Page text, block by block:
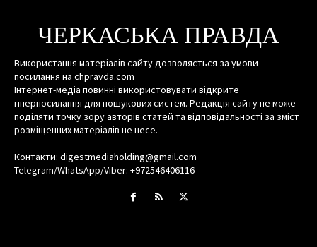
ЧЕРКАСЬКА ПРАВДА
Використання матеріалів сайту дозволяється за умови
посилання на chpravda.com
Інтернет-медіа повинні використовувати відкрите
гіперпосилання для пошукових систем. Редакція сайту не може
поділяти точку зору авторів статей та відповідальності за зміст
розміщенних матеріалів не несе.
Контакти: digestmediaholding@gmail.com
Telegram/WhatsApp/Viber: +972546406116